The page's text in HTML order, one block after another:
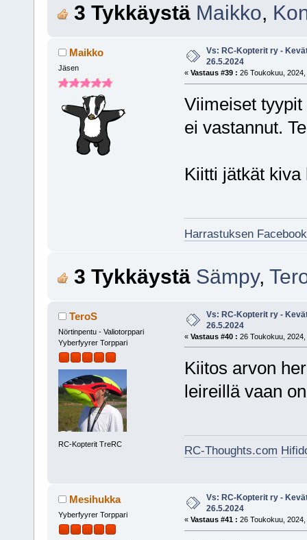
3 Tykkäystä Maikko,
Maikko
Jäsen
Vs: RC-Kopterit ry -
26.5.2024
« Vastaus #39 : 26 Toukokuu,
Viimeiset
ei vastannut.
Kiitti jätkät kiva
Harrastuksen
3 Tykkäystä Sämpy,
TeroS
Nörtinpentu - Valiotorppari
Yyberfyyrer Torppari
RC-Kopterit TreRC
Vs: RC-Kopterit ry -
26.5.2024
« Vastaus #40 : 26 Toukokuu,
Kiitos arvon
leireillä vaan
RC-Thoughts.com
Mesihukka
Yyberfyyrer Torppari
Vs: RC-Kopterit ry -
26.5.2024
« Vastaus #41 : 26 Toukokuu,